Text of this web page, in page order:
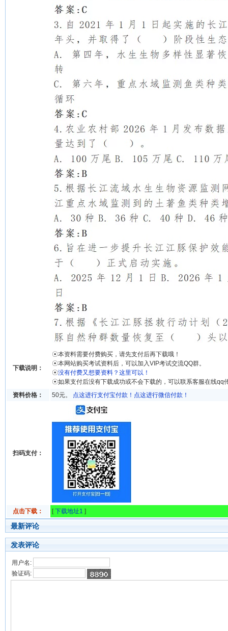
下载说明：
☉本资料需要付费购买，请先支付后再下载哦！
☉本网站购买考试资料后，可以加入VIP考试交流QQ群。
☉没有付费又想要资料？这里可以！
☉如果支付后没有下载成功或不会下载的，可以联系客服在线qq
资料价格：
50元。 点这进行支付宝付款！ 点这进行微信付款！
扫码支付：
点击下载： [下载地址1 ]
最新评论
发表评论
用户名:
验证码: